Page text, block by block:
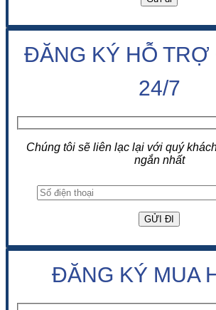
ĐĂNG KÝ HỖ TRỢ
24/7
Chúng tôi sẽ liên lạc lại với quý
ngắn nhất
ĐĂNG KÝ MUA